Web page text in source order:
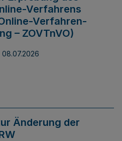
Verfahrens
Verfahren-
– ZOVTnVO)
08.07.2026
Änderung der